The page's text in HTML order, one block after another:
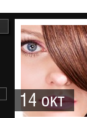
14 окт